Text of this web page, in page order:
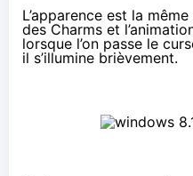
L’apparence est la
des Charms et
lorsque l’on passe le
il s’illumine brièvement.